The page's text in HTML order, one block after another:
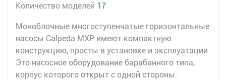
Количество моделей 17
Моноблочные многоступенчатые горизонтальные
насосы Calpeda MXP имеют компактную
конструкцию, просты в установке и эксплуатации.
Это насосное оборудование барабанного типа,
корпус которого открыт с одной стороны.